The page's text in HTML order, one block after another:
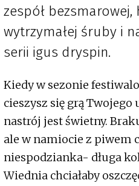
zespół bezsmarowej,
wytrzymałej śruby i
serii igus dryspin.
Kiedy w sezonie
cieszysz się grą Twojego
nastrój jest świetny.
ale w namiocie z piwem
niespodzianka- długa
Wiednia chciałaby